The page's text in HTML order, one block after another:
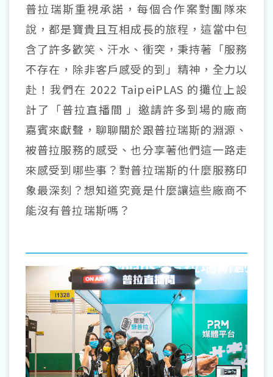
普拉瑞斯重視承諾，每個合作案對團隊來
說，都是寶貴且互相成長的旅程，這當中包
含了許多歡笑、汗水、衝突，秉持著「服務
不存在，除非客戶感受的到」精神，全力以
赴！我們在 2022 TaipeiPLAS 的攤位上設
計了「普拉直播間 」邀請許多到場的廠商
嘉賓來獻聲，聊聊關於跟普拉瑞斯的淵源、
被普拉服務的感受、也分享著他們這一路走
來感受到哪些事？對普拉瑞斯的什麼服務印
象最深刻？想知道究竟是什麼讓這些廠商不
能沒有普拉瑞斯嗎？